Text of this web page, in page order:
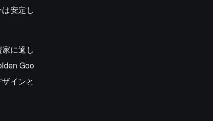
安定し
に適し
Goo
インと